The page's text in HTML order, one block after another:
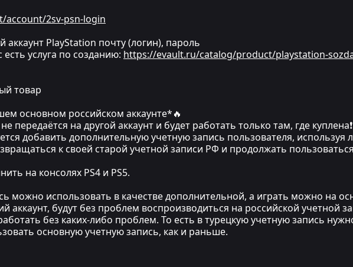
2sv-psn-login
PlayStation почту (логин), пароль
есть услуга по созданию: https://evault.ru/catalog/product/playstation-
товар
основном российском аккаунте*🔥
передаётся на другой аккаунт и будет работать только там, где
добавить дополнительную учетную запись пользователя, используя
к своей старой учетной записи РФ и продолжать
на консолях PS4 и PS5.
можно использовать в качестве дополнительной, а играть можно на
аккаунт, будут без проблем воспроизводиться на российской учетной
без каких-либо проблем. То есть в турецкую учетную запись
основную учетную запись, как и раньше.